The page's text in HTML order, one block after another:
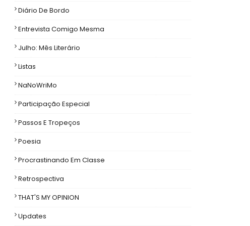
Diário De Bordo
Entrevista Comigo Mesma
Julho: Mês Literário
Listas
NaNoWriMo
Participação Especial
Passos E Tropeços
Poesia
Procrastinando Em Classe
Retrospectiva
THAT'S MY OPINION
Updates